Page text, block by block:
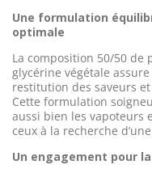
Une formulation
optimale
La composition 50/50 de
glycérine végétale
restitution des saveurs
Cette formulation
aussi bien les vapoteurs
ceux à la recherche
Un engagement pour